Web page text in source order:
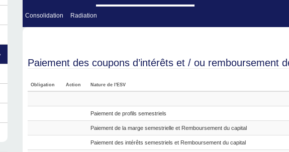
Consolidation Radiation
Paiement des coupons d’intérêts et / ou remboursement
Obligation Action Nature de l'ESV
Paiement de profils semestriels
Paiement de la marge semestrielle et Remboursement du capital
Paiement des intérêts semestriels et Remboursement du capital